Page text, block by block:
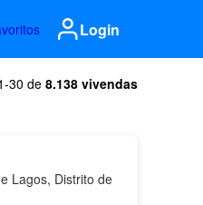
Login
30 de8.138 vivendas
Lagos, Distrito de